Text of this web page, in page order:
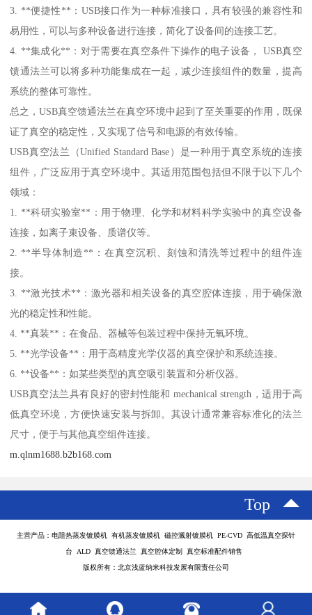
3. **便捷性**：USB接口作为一种标准接口，具有较强的兼容性和
易用性，可以与多种设备进行连接，简化了设备间的连接工艺。
4. **集成化**：对于需要在真空条件下操作的电子设备， USB真空
馈通法兰可以将多种功能集成在一起，减少连接组件的数量，提高
系统的整体可靠性。
总之，USB真空馈通法兰在真空环境中起到了至关重要的作用，既保
证了真空的稳定性，又实现了信号和电源的有效传输。
USB真空法兰（Unified Standard Base）是一种用于真空系统的连接
组件，广泛应用于真空环境中。其适用范围包括但不限于以下几个
领域：
1. **科研实验室**：用于物理、化学和材料科学实验中的真空设备
连接，如离子束设备、质谱仪等。
2. **半导体制造**：在真空沉积、刻蚀和清洗等过程中的组件连
接。
3. **激光技术**：激光器和相关设备的真空腔体连接，用于确保激
光的稳定性和性能。
4. **真装**：在食品、器械等包装过程中保持无氧环境。
5. **光学设备**：用于高精度光学仪器的真空保护和系统连接。
6. **设备**：如某些类型的真空吸引装置和分析仪器。
USB真空法兰具有良好的密封性能和 mechanical strength，适用于高
低真空环境，方便快速安装与拆卸。其设计通常兼容标准化的法兰
尺寸，便于与其他真空组件连接。
m.qlnm1688.b2b168.com
Top
主营产品：电阻热蒸发镀膜机 有机蒸发镀膜机 磁控溅射镀膜机 PE-CVD 高低温真空探针
台 ALD 真空馈通法兰 真空腔体定制 真空标准配件销售
版权所有：北京浅蓝纳米科技发展有限责任公司